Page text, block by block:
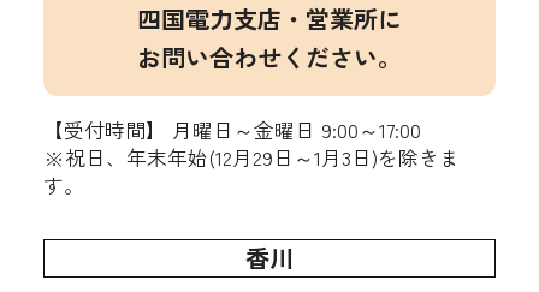
四国電力支店・営業所に
お問い合わせください。
【受付時間】 月曜日～金曜日 9:00～17:00
※祝日、年末年始(12月29日～1月3日)を除きま
す。
香川